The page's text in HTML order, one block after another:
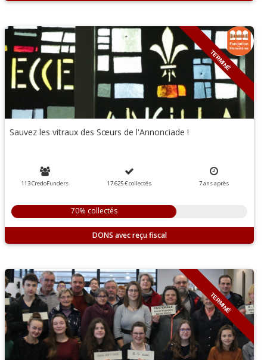
TERMINÉ
Sauvez les vitraux des Sœurs de l'Annonciade !
113 CredoFunders 17 625 €collectés 7ansaprès
70% collectés
DONS
TERMINÉ